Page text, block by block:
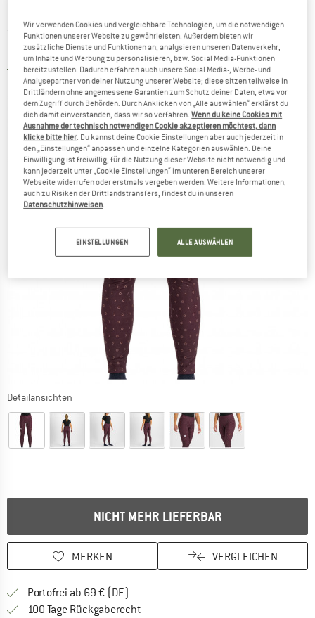
SPORTFUL -Women's Doro Tight -
Langlaufhose
5,0(1)
Detailansichten
NICHT MEHR LIEFERBAR
MERKEN VERGLEICHEN
Portofrei ab 69 € (DE)
100 Tage Rückgaberecht
Wir verwenden Cookies und vergleichbare Technologien, um die notwendigen
Funktionen unserer Website zu gewährleisten. Außerdem bieten wir
zusätzliche Dienste und Funktionen an, analysieren unseren Datenverkehr,
um Inhalte und Werbung zu personalisieren, bzw. Social Media-Funktionen
bereitzustellen. Dadurch erfahren auch unsere Social Media-, Werbe- und
Analysepartner von deiner Nutzung unserer Website; diese sitzen teilweise in
Drittländern ohne angemessene Garantien zum Schutz deiner Daten, etwa vor
dem Zugriff durch Behörden. Durch Anklicken von „Alle auswählen“ erklärst du
dich damit einverstanden, dass wir so verfahren.Wenn du keine Cookies mit
Ausnahme der technisch notwendigen Cookie akzeptieren möchtest, dann
klicke bitte hier. Du kannst deine Cookie Einstellungen aber auch jederzeit in
den „Einstellungen“ anpassen und einzelne Kategorien auswählen. Deine
Einwilligung ist freiwillig, für die Nutzung dieser Website nicht notwendig und
kann jederzeit unter „Cookie Einstellungen“ im unteren Bereich unserer
Webseite widerrufen oder erstmals vergeben werden. Weitere Informationen,
auch zu Risiken der Drittlandstransfers, findest du in unseren
Datenschutzhinweisen.
EINSTELLUNGEN ALLE AUSWÄHLEN